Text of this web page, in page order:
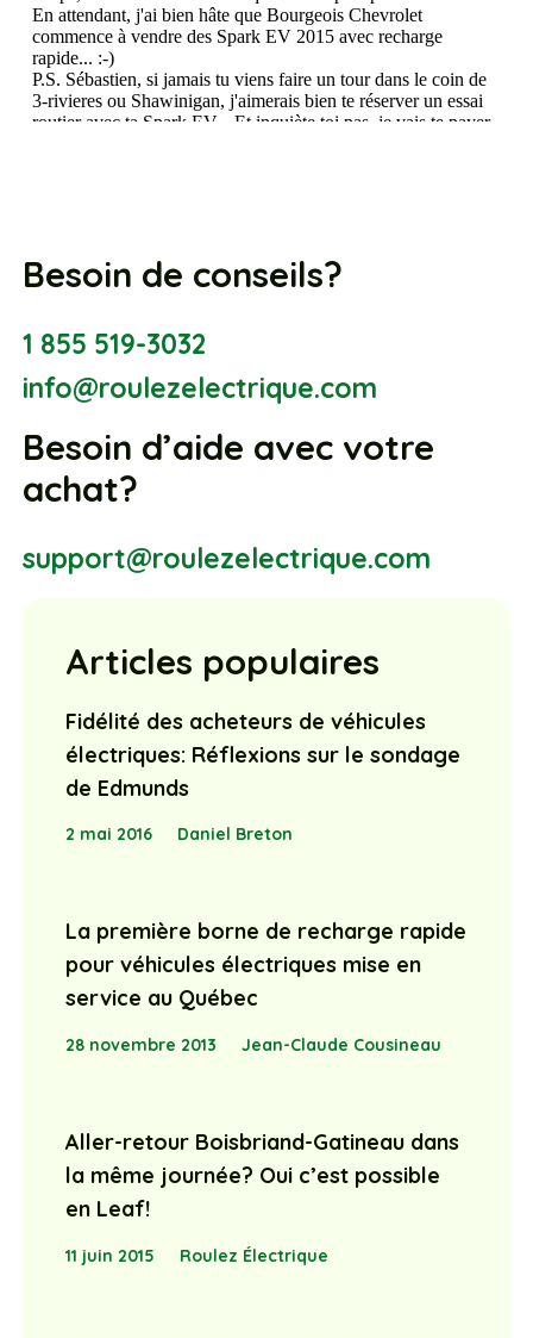
Besoin de conseils?
1 855 519-3032
info@roulezelectrique.com
Besoin d’aide avec votre
achat?
support@roulezelectrique.com
Articles populaires
Fidélité des acheteurs de véhicules
électriques: Réflexions sur le sondage
de Edmunds
2 mai 2016 Daniel Breton
La première borne de recharge rapide
pour véhicules électriques mise en
service au Québec
28 novembre 2013 Jean-Claude Cousineau
Aller-retour Boisbriand-Gatineau dans
la même journée? Oui c’est possible
en Leaf!
11 juin 2015 Roulez Électrique